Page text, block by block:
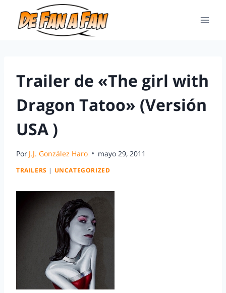
Trailer de «The girl with
Dragon Tatoo» (Versión
USA )
Por J.J. González Haro mayo 29, 2011
TRAILERS | UNCATEGORIZED